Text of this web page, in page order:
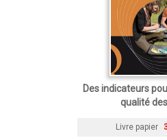
Des indicateurs
qualité
Livre papier